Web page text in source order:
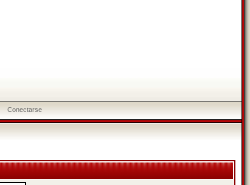
Conectarse